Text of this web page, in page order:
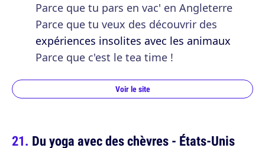
Parce que tu pars en vac' en Angleterre
Parce que tu veux des découvrir des
expériences insolites avec les animaux
Parce que c'est le tea time !
Voir le site
Du yoga avec des chèvres - États-Unis